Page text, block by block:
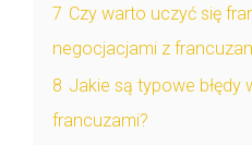
7 Czy warto uczyć się
negocjacjami z
8 Jakie są typowe błędy
francuzami?